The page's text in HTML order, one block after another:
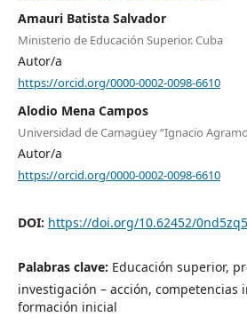
Amauri Batista Salvador
Ministerio de Educación Superior. Cuba
Autor/a
https://orcid.org/0000-0002-0098-6610
Alodio Mena Campos
Universidad de Camagüey “Ignacio
Autor/a
https://orcid.org/0000-0002-0098-6610
DOI: https://doi.org/10.62452/
Palabras clave: Educación superior,
investigación – acción, competencias
formación inicial